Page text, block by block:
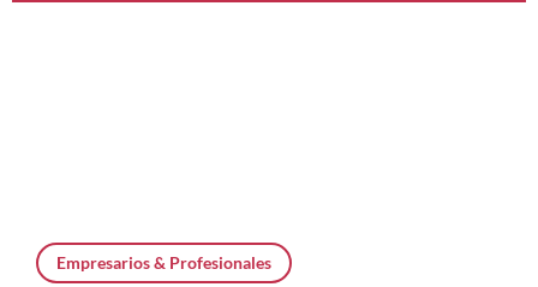
Empresarios & Profesionales